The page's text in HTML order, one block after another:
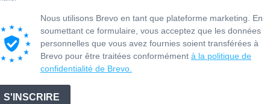
Nous utilisons Brevo en tant que plateforme marketing. En
soumettant ce formulaire, vous acceptez que les données
personnelles que vous avez fournies soient transférées à
Brevo pour être traitées conformément à la politique de
confidentialité de Brevo.
S'INSCRIRE